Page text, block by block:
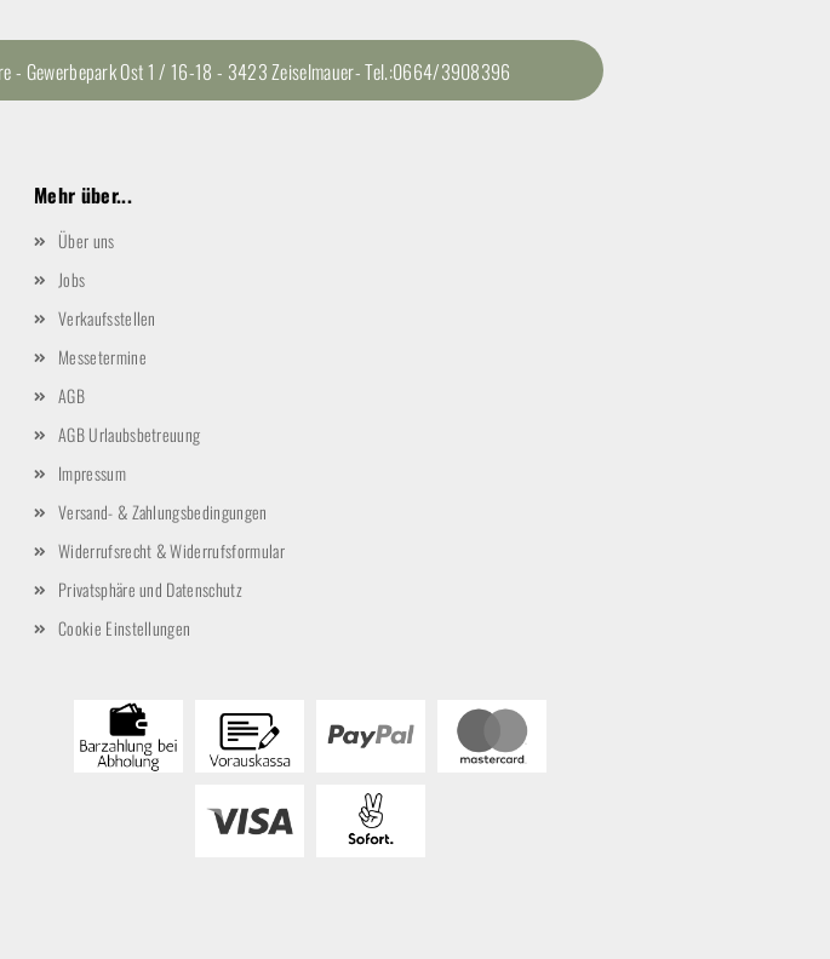
- Gewerbepark Ost 1 / 16-18 - 3423 Zeiselmauer- Tel.:0664/3908396
Mehr über...
Über uns
Jobs
Verkaufsstellen
Messetermine
AGB
AGB Urlaubsbetreuung
Impressum
Versand- & Zahlungsbedingungen
Widerrufsrecht & Widerrufsformular
Privatsphäre und Datenschutz
Cookie Einstellungen